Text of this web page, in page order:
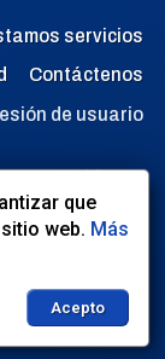
servicios
Contáctenos
de usuario
Idioma:
EN que
web. Más
Acepto